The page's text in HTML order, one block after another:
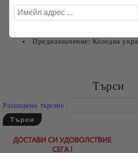
Материали:
Предназначение: Коледна
Търси
Разширено търсене